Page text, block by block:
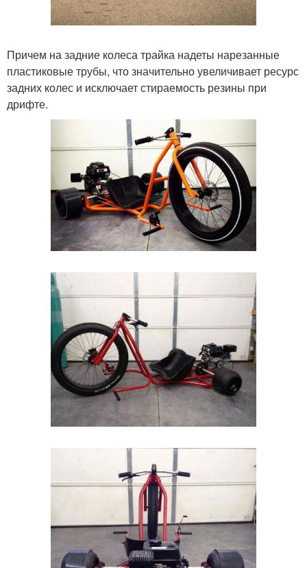
Причем на задние колеса трайка надеты нарезанные
пластиковые трубы, что значительно увеличивает ресурс
задних колес и исключает стираемость резины при
дрифте.